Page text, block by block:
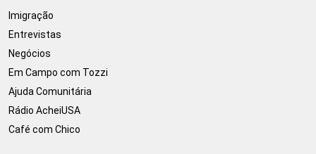
Imigração
Entrevistas
Negócios
Em Campo com Tozzi
Ajuda Comunitária
Rádio AcheiUSA
Café com Chico